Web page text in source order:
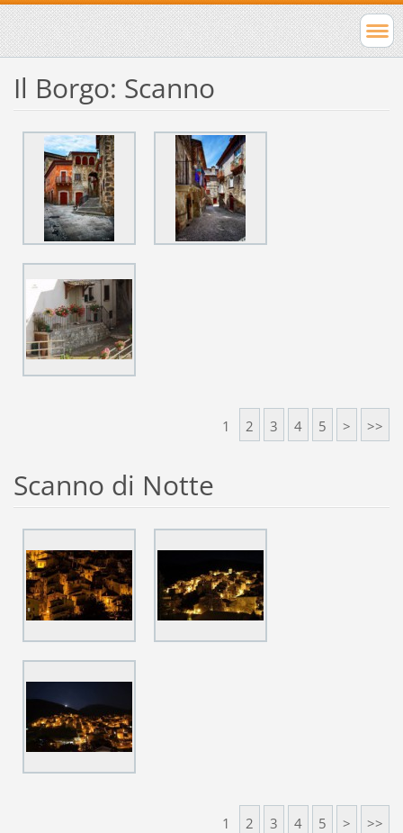
Il Borgo: Scanno
1 2 3 4 5 > >>
Scanno di Notte
1 2 3 4 5 > >>